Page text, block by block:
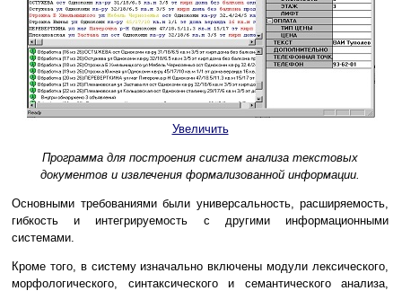
Увеличить
Программа для построения систем анализа текстовых
документов и извлечения формализованной информации.
Основными требованиями были универсальность, расширяемость,
гибкость и интегрируемость с другими информационными
системами.
Кроме того, в систему изначально включены модули лексического,
морфологического, синтаксического и семантического анализа,